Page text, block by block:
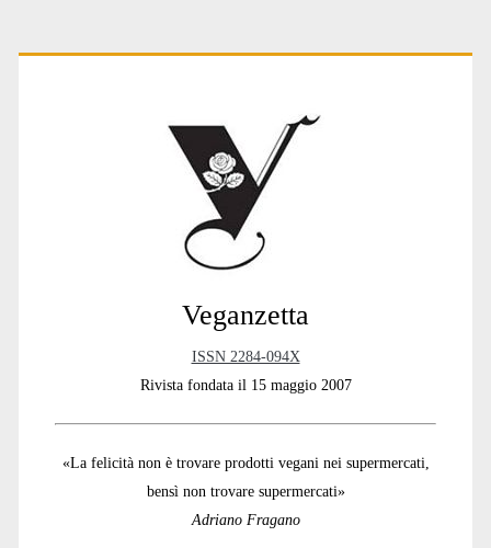
Primary
Veganzetta
ISSN 2284-094X
Rivista fondata il 15 maggio 2007
«La felicità non è trovare prodotti vegani nei supermercati,
bensì non trovare supermercati»
Adriano Fragano